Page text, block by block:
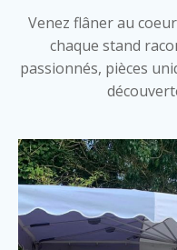
Venez flâner au
chaque stand
passionnés, pièces